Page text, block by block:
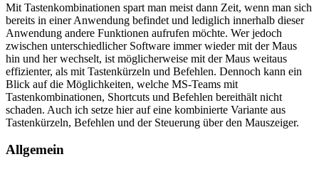
Mit Tastenkombinationen spart man meist dann Zeit, wenn man sich
bereits in einer Anwendung befindet und lediglich innerhalb dieser
Anwendung andere Funktionen aufrufen möchte. Wer jedoch
zwischen unterschiedlicher Software immer wieder mit der Maus
hin und her wechselt, ist möglicherweise mit der Maus weitaus
effizienter, als mit Tastenkürzeln und Befehlen. Dennoch kann ein
Blick auf die Möglichkeiten, welche MS-Teams mit
Tastenkombinationen, Shortcuts und Befehlen bereithält nicht
schaden. Auch ich setze hier auf eine kombinierte Variante aus
Tastenkürzeln, Befehlen und der Steuerung über den Mauszeiger.
Allgemein